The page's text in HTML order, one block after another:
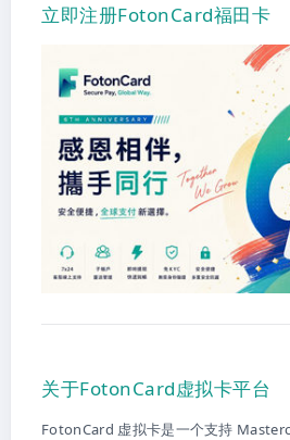
立即注册FotonCard福田卡
关于FotonCard虚拟卡平台
FotonCard 虚拟卡是一个支持